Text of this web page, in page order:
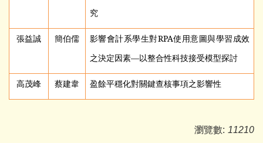
究
張益誠 簡伯儒
影響會計系學生對RPA使用意圖與學習成效
之決定因素—以整合性科技接受模型探討
高茂峰 蔡建韋 盈餘平穩化對關鍵查核事項之影響性
瀏覽數: 11210